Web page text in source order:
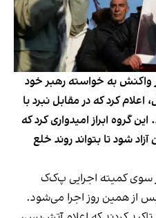
واکنش به خواسته رهبر خود
کرد که در مقابل نبرد با
گروه ابراز امیدواری کرد که
آزاد شود تا بتواند روند خلع
شنبه ۱۱ اسفند از سوی کمیته اجرایی پ‌ک‌ک
از همین روز اجرا می‌شود.